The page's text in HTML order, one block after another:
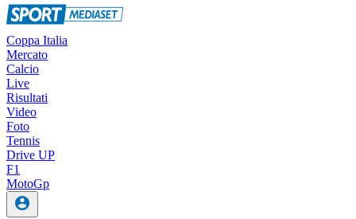
Coppa Italia
Mercato
Calcio
Live
Risultati
Video
Foto
Tennis
Drive UP
F1
MotoGp